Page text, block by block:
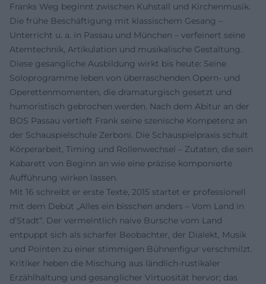
Franks Weg beginnt zwischen Kuhstall und Kirchenmusik.
Die frühe Beschäftigung mit klassischem Gesang –
Unterricht u. a. in Passau und München – verfeinert seine
Atemtechnik, Artikulation und musikalische Gestaltung.
Diese gesangliche Ausbildung wirkt bis heute: Seine
Soloprogramme leben von überraschenden Opern- und
Operettenmomenten, die dramaturgisch gesetzt und
humoristisch gebrochen werden. Nach dem Abitur an der
BOS Passau vertieft Frank seine szenische Kompetenz an
der Schauspielschule Zerboni. Die Schauspielpraxis schult
Körperarbeit, Timing und Rollenwechsel – Zutaten, die sein
Kabarett von Beginn an wie eine präzise komponierte
Aufführung wirken lassen.
Mit 16 schreibt er erste Texte, 2015 startet er professionell
mit dem Debüt „Alles ein bisschen anders – Vom Land in
d’Stadt“. Der vermeintlich naive Bursche vom Land
entpuppt sich als scharfer Beobachter, der Dialekt, Musik
und Pointen zu einer stimmigen Bühnenfigur verschmilzt.
Kritiker heben die Mischung aus ländlich-rustikaler
Erzählhaltung und gesanglicher Virtuosität hervor; das